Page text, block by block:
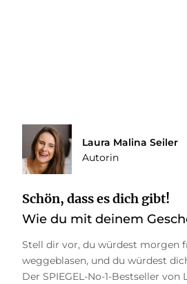
Laura Malina Seiler
Autorin
Schön, dass es dich gibt!
Wie du mit deinem
Stell dir vor, du würdest morgen
weggeblasen, und du würdest
Der SPIEGEL-No-1-Bestseller